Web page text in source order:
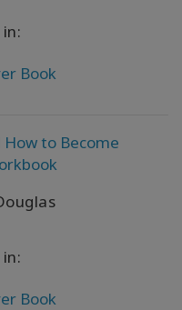
Book
How to Become
Book